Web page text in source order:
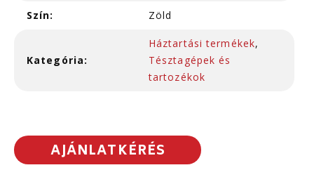
Szín: Zöld
Kategória:
Háztartási termékek,
Tésztagépek és
tartozékok
AJÁNLATKÉRÉS